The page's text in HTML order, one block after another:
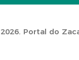
Portal do